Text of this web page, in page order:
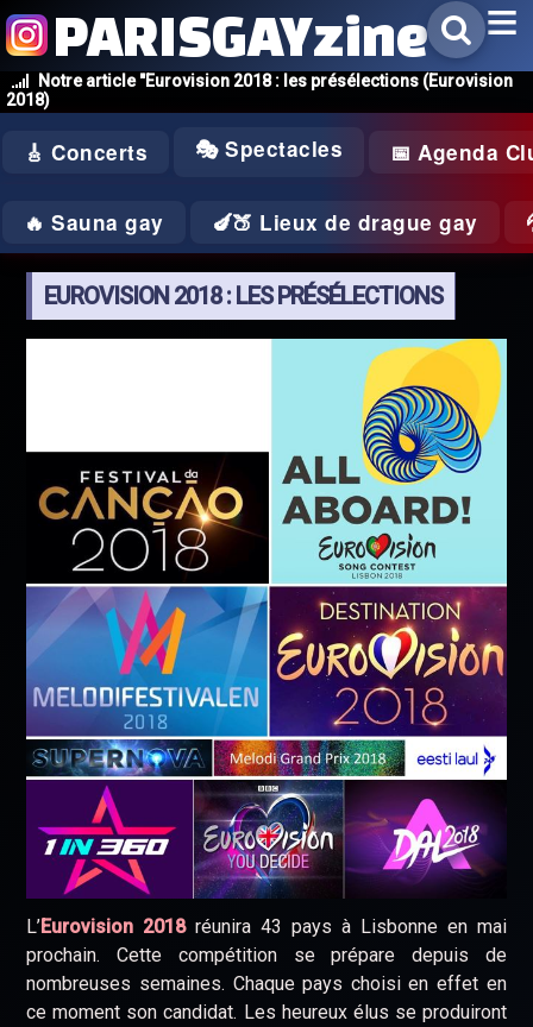
Notre article "Eurovision 2018 : les présélections (Eurovision
2018)
PARISGAYzine
🎸 Concerts 🎭 Spectacles 📅 Agenda
🔥 Sauna gay 🍆🍑 Lieux de drague gay
EUROVISION 2018 : LES PRÉSÉLECTIONS
L’Eurovision 2018réunira 43 pays à Lisbonne en mai
prochain. Cette compétition se prépare depuis de
nombreuses semaines. Chaque pays choisi en effet en
ce moment son candidat. Les heureux élus se produiront